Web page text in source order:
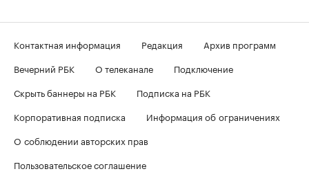
Контактная информация Редакция
Архив программ
Вечерний РБК
О телеканале
Подключение
Скрыть баннеры на РБК
Подписка на РБК
Корпоративная подписка
Информация об ограничениях
О соблюдении авторских прав
Пользовательское соглашение